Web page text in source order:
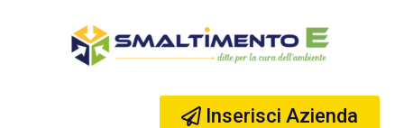
Inserisci Azienda